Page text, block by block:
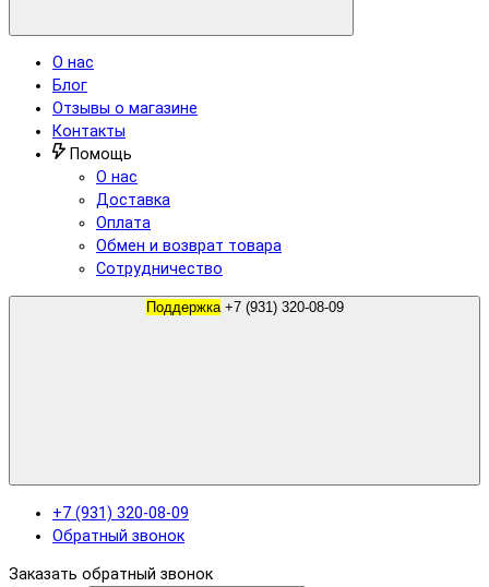
О нас
Блог
Отзывы о магазине
Контакты
Помощь
О нас
Доставка
Оплата
Обмен и возврат товара
Сотрудничество
Поддержка +7 (931) 320-08-09
+7 (931) 320-08-09
Обратный звонок
Заказать обратный звонок